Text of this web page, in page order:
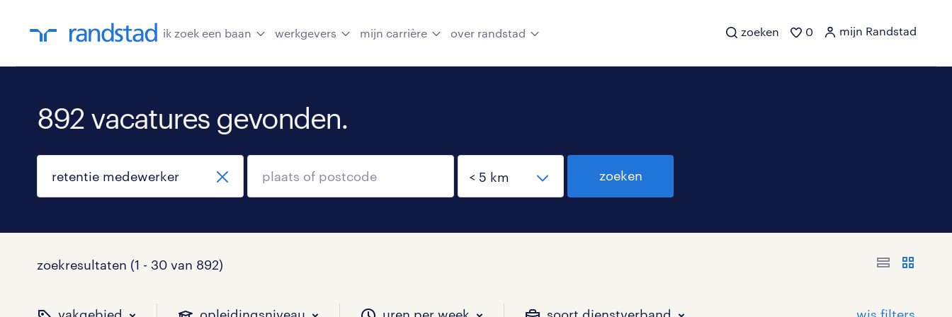
ik zoek een baan werkgevers mijn carrière over randstad zoeken 0 mijn Randstad
892 vacatures gevonden.
zoeken
zoekresultaten (1 - 30 van 892)